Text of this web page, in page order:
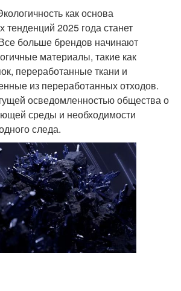
как основа
2025 года станет
больше брендов начинают
материалы, такие как
переработанные ткани и
из переработанных отходов.
осведомленностью общества о
среды и необходимости
следа.